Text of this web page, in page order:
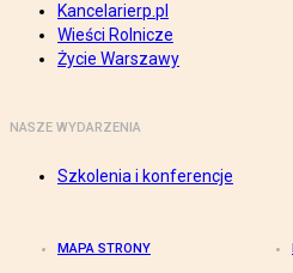
Kancelarierp.pl
Wieści Rolnicze
Życie Warszawy
NASZE WYDARZENIA
Szkolenia i konferencje
MAPA STRONY